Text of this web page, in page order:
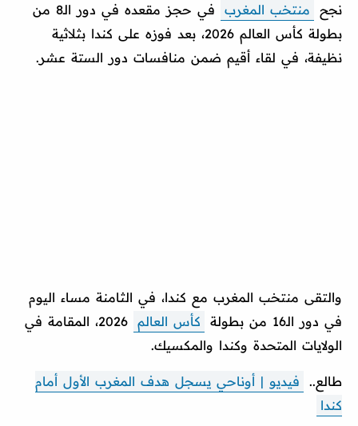
نجح منتخب المغرب
في حجز مقعده في دور الـ8 من
بطولة كأس العالم 2026، بعد فوزه على كندا بثلاثية
نظيفة، في لقاء أقيم ضمن منافسات دور الستة عشر.
والتقى منتخب المغرب مع كندا، في الثامنة مساء اليوم
في دور الـ16 من بطولة
كأس العالم
2026، المقامة في
الولايات المتحدة وكندا والمكسيك.
طالع..
فيديو | أوناحي يسجل هدف المغرب الأول أمام
كندا